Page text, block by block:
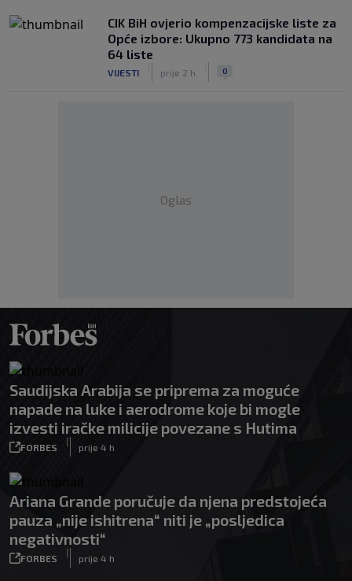
CIK BiH ovjerio kompenzacijske liste za
Opće izbore: Ukupno 773 kandidata na
64 liste
VIJESTI prije 2 h 0
Oglas
Saudijska Arabija se priprema za moguće
napade na luke i aerodrome koje bi mogle
izvesti iračke milicije povezane s Hutima
FORBES
|
prije 4 h
Ariana Grande poručuje da njena predstojeća
pauza „nije ishitrena“ niti je „posljedica
negativnosti“
FORBES
|
prije 4 h